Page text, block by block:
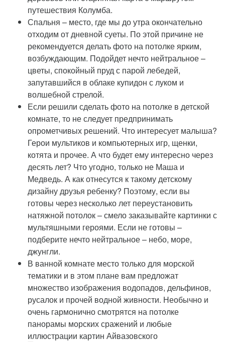
путешествия Колумба.
Спальня – место, где мы до утра окончательно
отходим от дневной суеты. По этой причине не
рекомендуется делать фото на потолке ярким,
возбуждающим. Подойдет нечто нейтральное –
цветы, спокойный пруд с парой лебедей,
запутавшийся в облаке купидон с луком и
волшебной стрелой.
Если решили сделать фото на потолке в детской
комнате, то не следует предпринимать
опрометчивых решений. Что интересует малыша?
Герои мультиков и компьютерных игр, щенки,
котята и прочее. А что будет ему интересно через
десять лет? Что угодно, только не Маша и
Медведь. А как отнесутся к такому детскому
дизайну друзья ребенку? Поэтому, если вы
готовы через несколько лет переустановить
натяжной потолок – смело заказывайте картинки с
мультяшными героями. Если не готовы –
подберите нечто нейтральное – небо, море,
джунгли.
В ванной комнате место только для морской
тематики и в этом плане вам предложат
множество изображения водопадов, дельфинов,
русалок и прочей водной живности. Необычно и
очень гармонично смотрятся на потолке
панорамы морских сражений и любые
иллюстрации картин Айвазовского